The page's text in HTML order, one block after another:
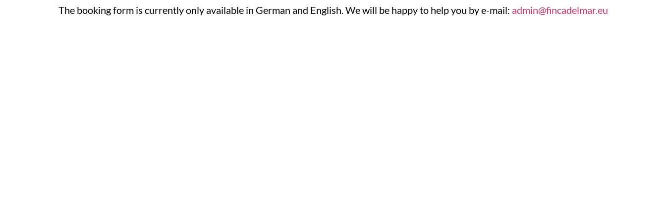
The booking form is currently only available in German and English. We will be happy to help you by e-mail: admin@fincadelmar.eu